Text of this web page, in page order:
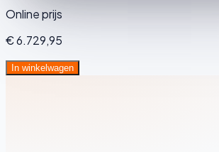
Online prijs
€ 6.729,95
In winkelwagen